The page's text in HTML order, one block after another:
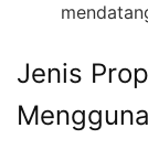
Jenis